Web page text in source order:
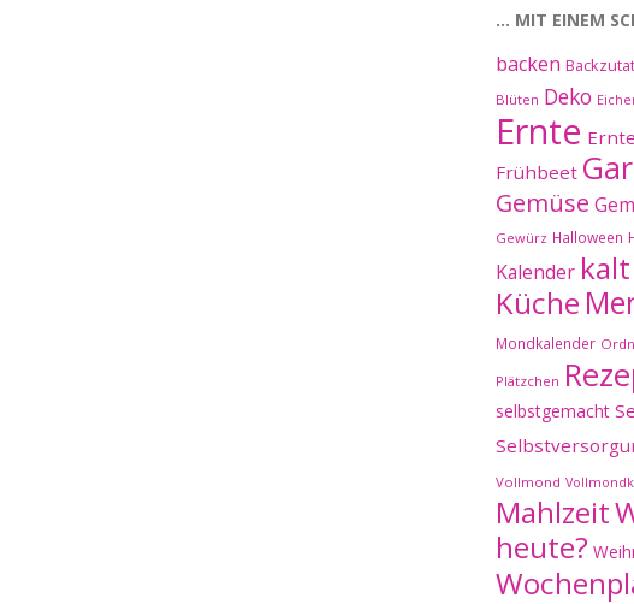
… MIT EINEM
backen Backzutat
Blüten Deko
Ernte
Frühbeet
Gemüse
Gewürz Halloween
Kalender
Küche
Mondkalender
Plätzchen
selbstgemacht
Vollmond
Mahlzeit
heute?